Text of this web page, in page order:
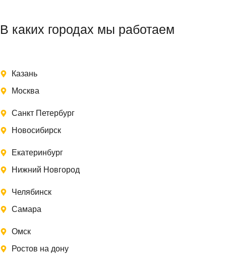
В каких городах мы работаем
Казань
Москва
Санкт Петербург
Новосибирск
Екатеринбург
Нижний Новгород
Челябинск
Самара
Омск
Ростов на дону